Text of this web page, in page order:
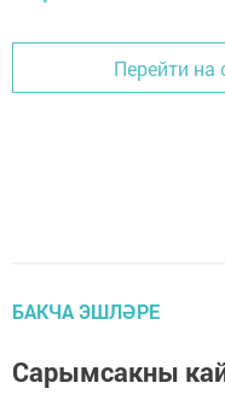
Перейти на
БАКЧА ЭШЛӘРЕ
Сарымсакны